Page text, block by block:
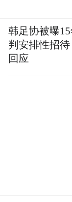
韩足协被曝
判安排性招
回应